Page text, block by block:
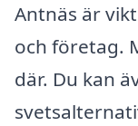
Antnäs är
och företag.
där. Du kan